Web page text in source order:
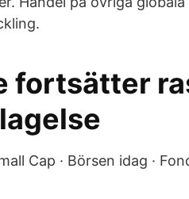
fortsätter
Cap · Börsen idag ·